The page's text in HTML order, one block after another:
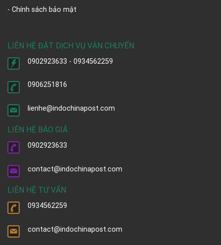
- Chính sách bảo mật
LIÊN HỆ ĐẶT DỊCH VỤ VẬN CHUYỂN
0902923633 - 0934562259
0906251816
lienhe@indochinapost.com
LIÊN HỆ BÁO GIÁ
0902923633
contact@indochinapost.com
LIÊN HỆ TƯ VẤN
0934562259
contact@indochinapost.com